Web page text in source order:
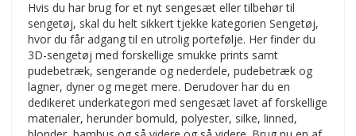
Hvis du har brug for et nyt sengesæt eller tilbehør til
sengetøj, skal du helt sikkert tjekke kategorien Sengetøj,
hvor du får adgang til en utrolig portefølje. Her finder du
3D-sengetøj med forskellige smukke prints samt
pudebetræk, sengerande og nederdele, pudebetræk og
lagner, dyner og meget mere. Derudover har du en
dedikeret underkategori med sengesæt lavet af forskellige
materialer, herunder bomuld, polyester, silke, linned,